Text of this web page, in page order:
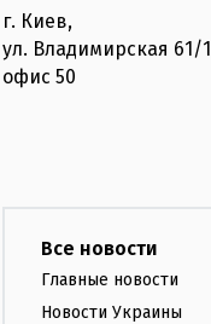
г. Киев,
ул. Владимирская 61/
офис 50
Все новости
Главные новости
Новости Украины